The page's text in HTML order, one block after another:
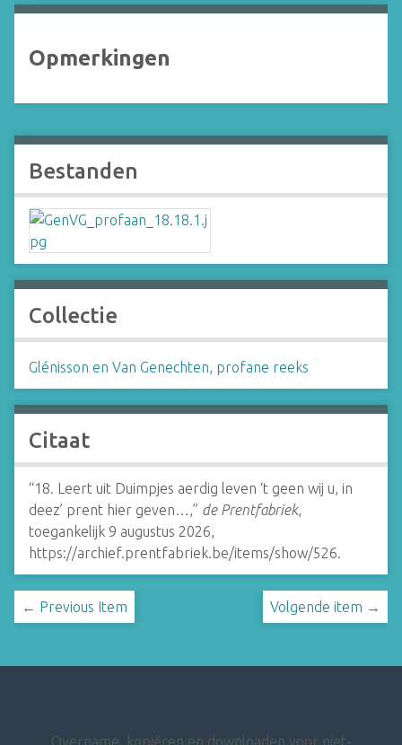
Opmerkingen
Bestanden
Collectie
Glénisson en Van Genechten, profane reeks
Citaat
“18. Leert uit Duimpjes aerdig leven ‘t geen wij u, in
deez’ prent hier geven…,” de Prentfabriek,
toegankelijk 9 augustus 2026,
https://archief.prentfabriek.be/items/show/526.
← Previous Item Volgende item →
Overname, kopiëren en downloaden voor niet-